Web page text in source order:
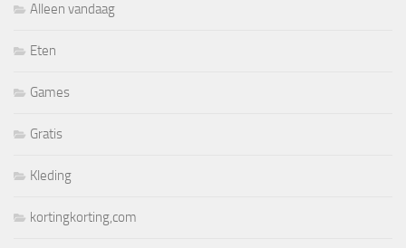
Alleen vandaag
Eten
Games
Gratis
Kleding
kortingkorting,com